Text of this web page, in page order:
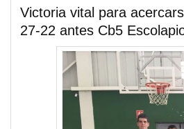
Victoria vital para
27-22 antes Cb5